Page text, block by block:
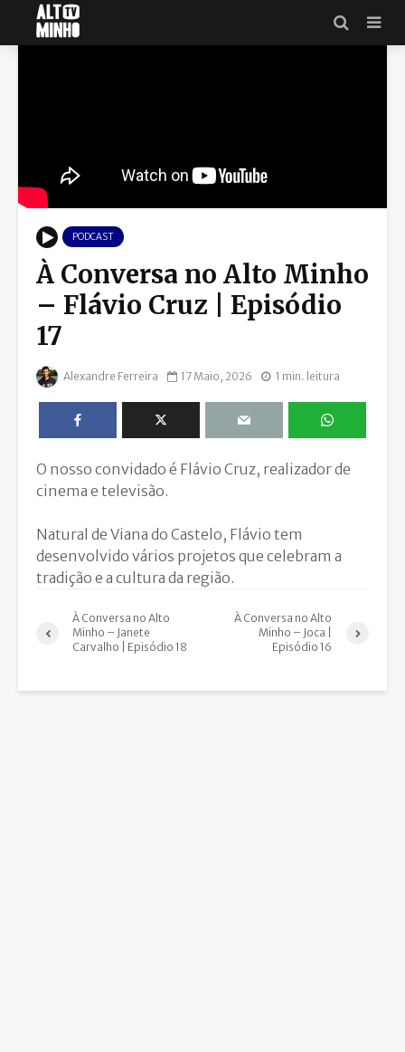
PODCAST
À Conversa no Alto Minho
– Flávio Cruz | Episódio
17
Alexandre Ferreira 17 Maio, 2026 1 min. leitura
O nosso convidado é Flávio Cruz, realizador de
cinema e televisão.
Natural de Viana do Castelo, Flávio tem
desenvolvido vários projetos que celebram a
tradição e a cultura da região.
À Conversa no Alto
Minho – Janete
Carvalho | Episódio 18
À Conversa no Alto
Minho – Joca |
Episódio 16